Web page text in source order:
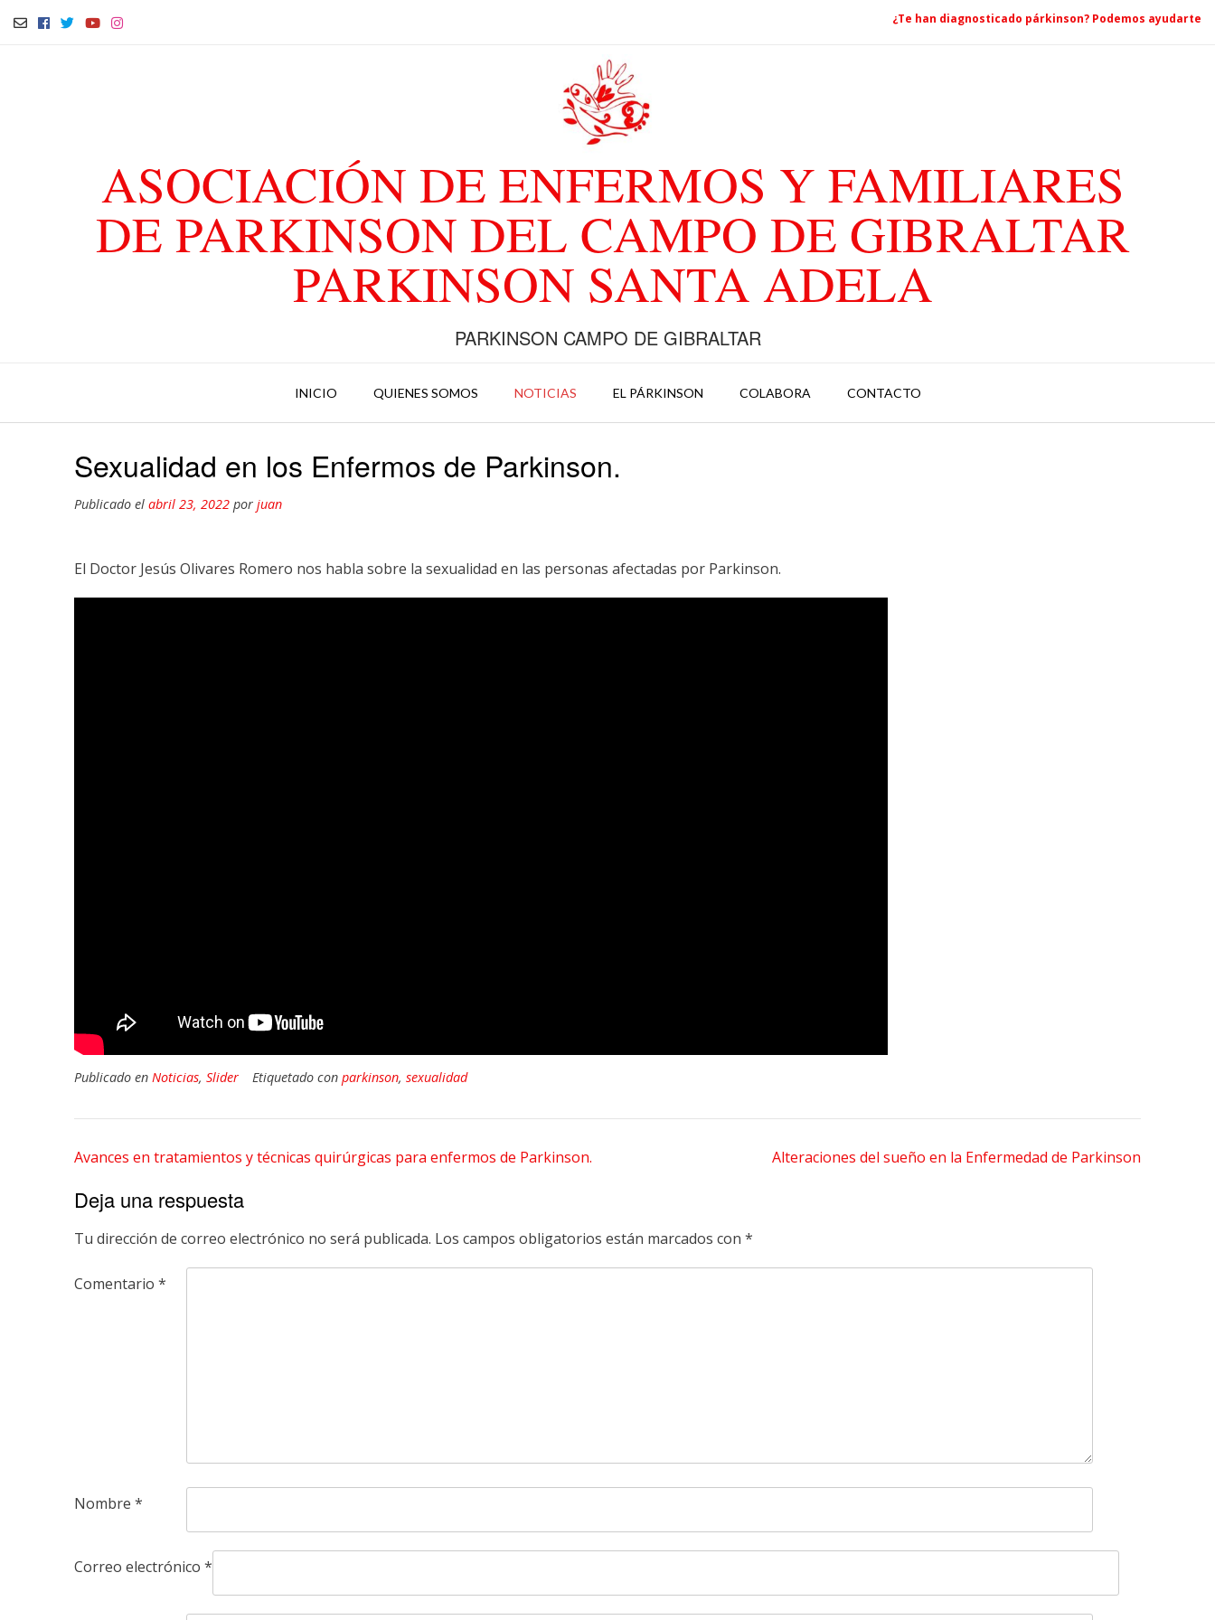
¿Te han diagnosticado párkinson? Podemos ayudarte
ASOCIACIÓN DE ENFERMOS Y FAMILIARES
DE PARKINSON DEL CAMPO DE GIBRALTAR
PARKINSON SANTA ADELA
PARKINSON CAMPO DE GIBRALTAR
INICIO QUIENES SOMOS NOTICIAS EL PÁRKINSON COLABORA CONTACTO
Sexualidad en los Enfermos de Parkinson.
Publicado el abril 23, 2022 por juan
El Doctor Jesús Olivares Romero nos habla sobre la sexualidad en las personas afectadas por Parkinson.
Publicado en Noticias, Slider Etiquetado con parkinson, sexualidad
Navegación
entradas
Avances en tratamientos y técnicas quirúrgicas para enfermos de Parkinson. Alteraciones del sueño en la Enfermedad de Parkinson
Deja una respuesta
Tu dirección de correo electrónico no será publicada. Los campos obligatorios están marcados con *
Comentario *
Nombre *
Correo electrónico *